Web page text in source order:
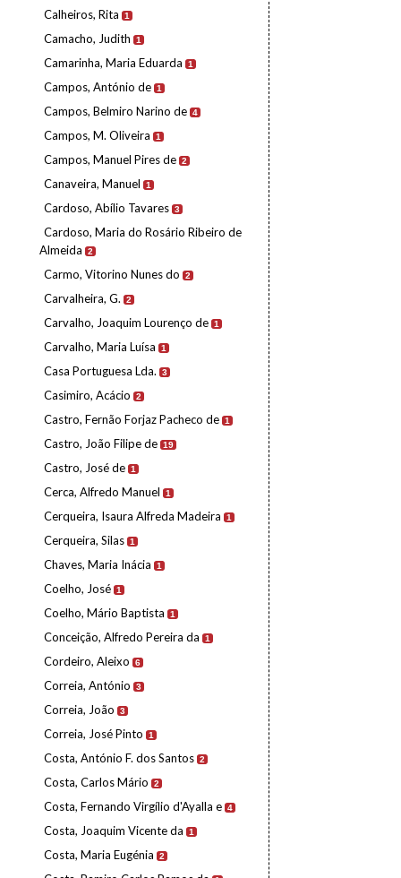
Calheiros, Rita 1
Camacho, Judith 1
Camarinha, Maria Eduarda 1
Campos, António de 1
Campos, Belmiro Narino de 4
Campos, M. Oliveira 1
Campos, Manuel Pires de 2
Canaveira, Manuel 1
Cardoso, Abílio Tavares 3
Cardoso, Maria do Rosário Ribeiro de
Almeida
2
Carmo, Vitorino Nunes do 2
Carvalheira, G. 2
Carvalho, Joaquim Lourenço de 1
Carvalho, Maria Luísa 1
Casa Portuguesa Lda. 3
Casimiro, Acácio 2
Castro, Fernão Forjaz Pacheco de 1
Castro, João Filipe de 19
Castro, José de 1
Cerca, Alfredo Manuel 1
Cerqueira, Isaura Alfreda Madeira 1
Cerqueira, Silas 1
Chaves, Maria Inácia 1
Coelho, José 1
Coelho, Mário Baptista 1
Conceição, Alfredo Pereira da 1
Cordeiro, Aleixo 6
Correia, António 3
Correia, João 3
Correia, José Pinto 1
Costa, António F. dos Santos 2
Costa, Carlos Mário 2
Costa, Fernando Virgílio d'Ayalla e 4
Costa, Joaquim Vicente da 1
Costa, Maria Eugénia 2